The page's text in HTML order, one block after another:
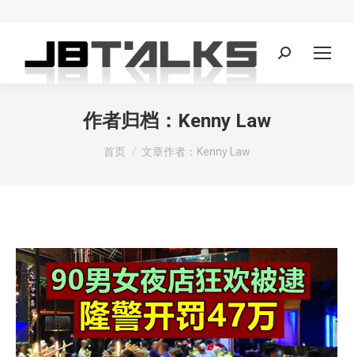
Search:
作者归档： Kenny Law
您在这里：
首页 文章作者：Kenny Law